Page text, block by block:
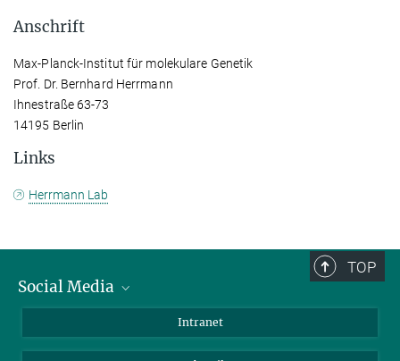
Anschrift
Max-Planck-Institut für molekulare Genetik
Prof. Dr. Bernhard Herrmann
Ihnestraße 63-73
14195 Berlin
Links
Herrmann Lab
TOP
Social Media
Intranet